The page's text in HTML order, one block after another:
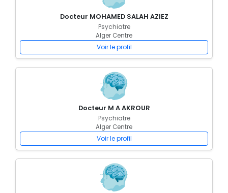
Docteur MOHAMED SALAH AZIEZ
Psychiatre
Alger Centre
Voir le profil
Docteur M A AKROUR
Psychiatre
Alger Centre
Voir le profil